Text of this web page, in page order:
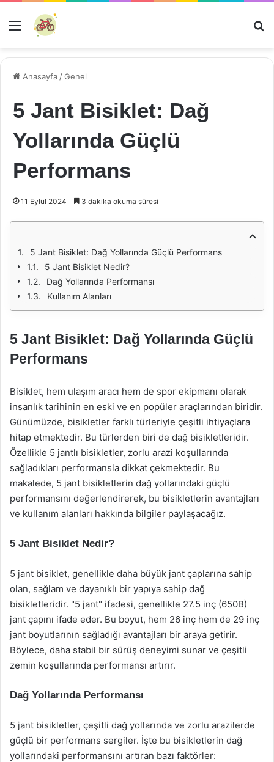
Menü
Anasayfa /Genel
5 Jant Bisiklet: Dağ
Yollarında Güçlü
Performans
11 Eylül 2024 3 dakika okuma süresi
5 Jant Bisiklet: Dağ Yollarında Güçlü Performans
5 Jant Bisiklet Nedir?
Dağ Yollarında Performansı
Kullanım Alanları
5 Jant Bisiklet: Dağ Yollarında Güçlü
Performans
Bisiklet, hem ulaşım aracı hem de spor ekipmanı olarak
insanlık tarihinin en eski ve en popüler araçlarından biridir.
Günümüzde, bisikletler farklı türleriyle çeşitli ihtiyaçlara
hitap etmektedir. Bu türlerden biri de dağ bisikletleridir.
Özellikle 5 jantlı bisikletler, zorlu arazi koşullarında
sağladıkları performansla dikkat çekmektedir. Bu
makalede, 5 jant bisikletlerin dağ yollarındaki güçlü
performansını değerlendirerek, bu bisikletlerin avantajları
ve kullanım alanları hakkında bilgiler paylaşacağız.
5 Jant Bisiklet Nedir?
5 jant bisiklet, genellikle daha büyük jant çaplarına sahip
olan, sağlam ve dayanıklı bir yapıya sahip dağ
bisikletleridir. "5 jant" ifadesi, genellikle 27.5 inç (650B)
jant çapını ifade eder. Bu boyut, hem 26 inç hem de 29 inç
jant boyutlarının sağladığı avantajları bir araya getirir.
Böylece, daha stabil bir sürüş deneyimi sunar ve çeşitli
zemin koşullarında performansı artırır.
Dağ Yollarında Performansı
5 jant bisikletler, çeşitli dağ yollarında ve zorlu arazilerde
güçlü bir performans sergiler. İşte bu bisikletlerin dağ
yollarındaki performansını artıran bazı faktörler: